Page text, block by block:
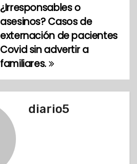
¿Irresponsables o
asesinos? Casos de
externación de pacientes
Covid sin advertir a
familiares.
diario5